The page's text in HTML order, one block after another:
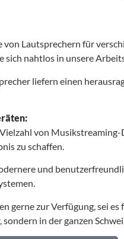
Lautsprechern für
sich nahtlos in unsere
liefern einen
von
zu schaffen.
und
gerne zur Verfügung, sei
in der ganzen